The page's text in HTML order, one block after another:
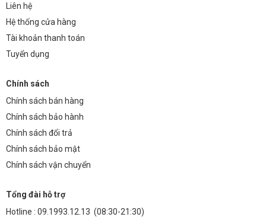
Liên hệ
Hệ thống cửa hàng
Tài khoản thanh toán
Tuyển dụng
Chính sách
Chính sách bán hàng
Chính sách bảo hành
Chính sách đổi trả
Chính sách bảo mật
Chính sách vận chuyển
Tổng đài hỗ trợ
Hotline : 09.1993.12.13 (08:30-21:30)